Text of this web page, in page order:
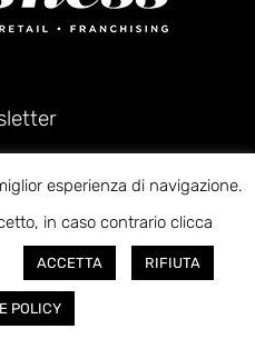
esperienza di navigazione.
in caso contrario clicca
ACCETTA RIFIUTA
POLICY